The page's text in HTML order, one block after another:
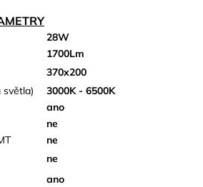
28W
1700Lm
370x200
světla)
3000K - 6500K
ano
ne
ne
ne
ano